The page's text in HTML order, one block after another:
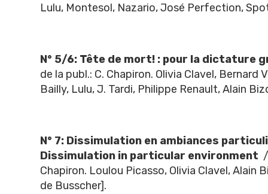
Lulu, Montesol, Nazario, José Perfection,
N° 5/6: Tête de mort! : pour la dictature
de la publ.: C. Chapiron. Olivia Clavel, Bernard
Bailly, Lulu, J. Tardi, Philippe Renault, Alain
N° 7: Dissimulation en ambiances
Dissimulation in particular environment
Chapiron. Loulou Picasso, Olivia Clavel, Alain
de Busscher].